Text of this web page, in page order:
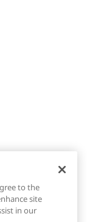
to the
site
in our